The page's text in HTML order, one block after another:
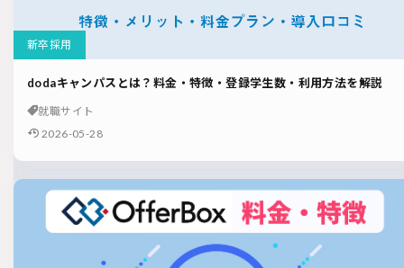
新卒採用
dodaキャンパスとは？料金・特徴・登録学生数・利用方法を解説
就職サイト
2026-05-28